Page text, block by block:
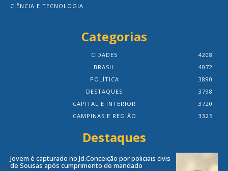
CIÊNCIA E TECNOLOGIA
Categorias
CIDADES
4208
BRASIL
4072
POLÍTICA
3890
DESTAQUES
3798
CAPITAL E INTERIOR
3720
CAMPINAS E REGIÃO
3325
Destaques
Jovem é capturado no Jd.Conceição por policiais civis
de Sousas após cumprimento de mandado